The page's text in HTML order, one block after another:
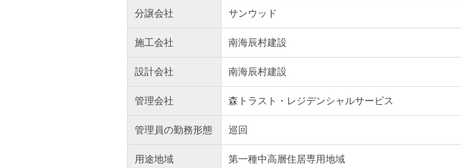
分譲会社 サンウッド
施工会社 南海辰村建設
設計会社 南海辰村建設
管理会社 森トラスト・レジデンシャルサービス
管理員の勤務形態 巡回
用途地域 第一種中高層住居専用地域